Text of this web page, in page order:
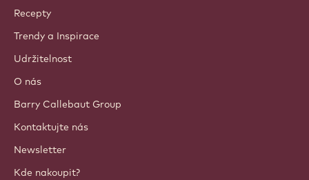
Callebaut
Recepty
Trendy a Inspirace
Udržitelnost
O nás
Barry Callebaut Group
Kontaktujte nás
Newsletter
Kde nakoupit?